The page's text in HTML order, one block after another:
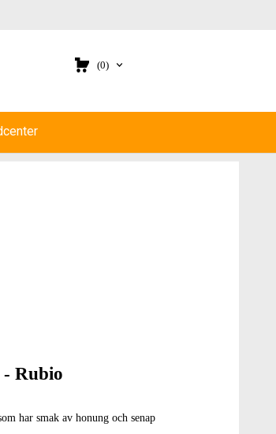
(0)
- Rubio
har smak av honung och senap